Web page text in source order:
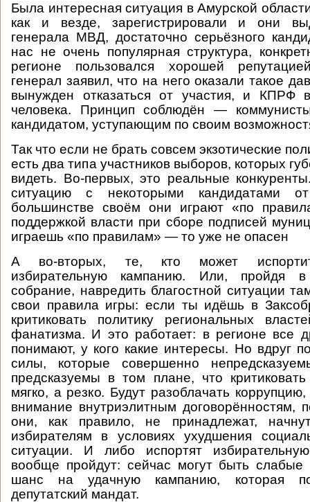
Была интересная ситуация в Амурской
как и везде, зарегистрировали и они
генерала МВД, достаточно серьёзного
нас не очень популярная структура,
регионе пользовался хорошей
генерал заявил, что на него оказали такое
вынужден отказаться от участия, и КПРФ
человека. Принцип соблюдён —
кандидатом, уступающим по своим
Так что если не брать совсем экзотические
есть два типа участников выборов, которых
видеть. Во-первых, это реальные
ситуацию с некоторыми кандидатами
большинстве своём они играют «по
поддержкой власти при сборе подписей
играешь «по правилам» — то уже не опасен
А во-вторых, те, кто может
избирательную кампанию. Или, пройдя в
собрание, навредить благостной ситуации
свои правила игры: если ты идёшь в
критиковать политику региональных
фанатизма. И это работает: в регионе все
понимают, у кого какие интересы. Но вдруг
силы, которые совершенно
предсказуемы в том плане, что
мягко, а резко. Будут разоблачать
внимание внутриэлитным договорённостям,
они, как правило, не принадлежат,
избирателям в условиях ухудшения
ситуации. И либо испортят
вообще пройдут: сейчас могут быть слабые
шанс на удачную кампанию, которая
депутатский мандат.